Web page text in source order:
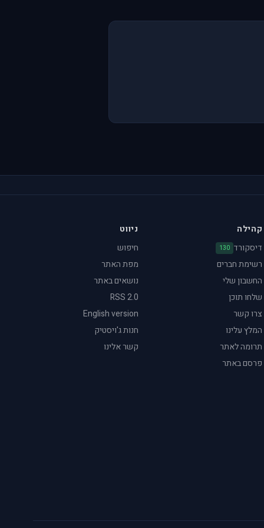
קהילה
דיסקורד 130
רשימת חברים
החשבון שלי
שלחו תוכן
צרו קשר
המלץ עלינו
תרומה לאתר
פרסם באתר
ניווט
חיפוש
מפת האתר
נושאים באתר
RSS 2.0
English version
חנות ג'ויסטיק
קשר אלינו